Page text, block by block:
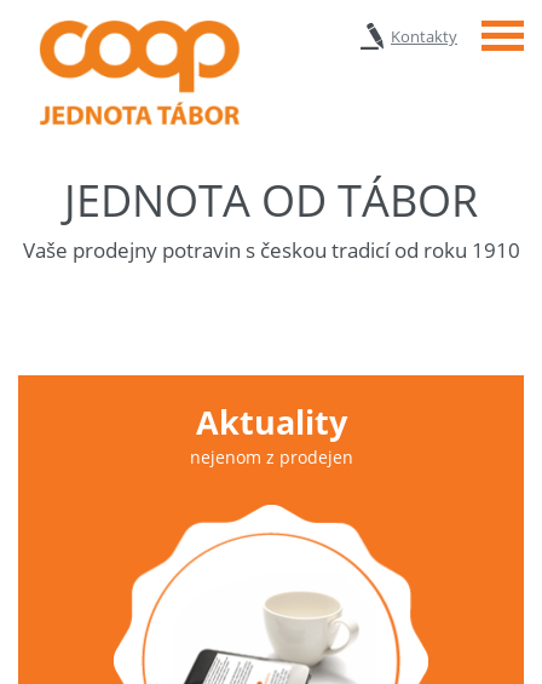
Kontakty Menu
JEDNOTA OD TÁBOR
Vaše prodejny potravin s českou tradicí od roku 1910
Aktuality
nejenom z prodejen